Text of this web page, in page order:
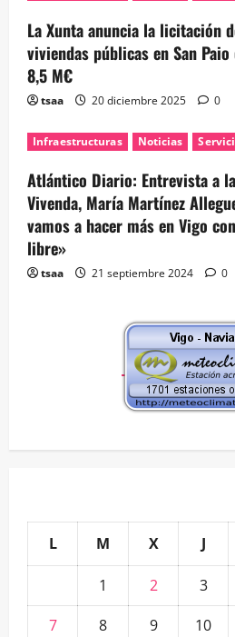
La Xunta anuncia la licitación
viviendas públicas en San
8,5 M€
tsaa 20 diciembre 2025 0
Infraestructuras Noticias
Atlántico Diario: Entrevista a
Vivenda, María Martínez
vamos a hacer más en Vigo
libre»
tsaa 21 septiembre 2024 0
L M X J
1 2 3
7
8 9 10